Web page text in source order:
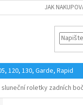
JAK
120, 130, Garde, Rapid
sluneční roletky zadních